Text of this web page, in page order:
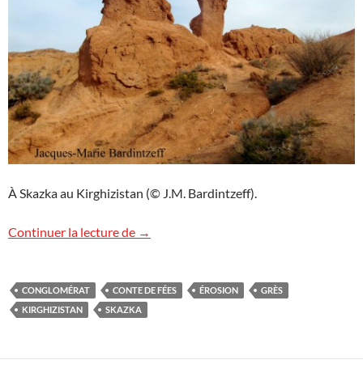
À Skazka au Kirghizistan (© J.M. Bardintzeff).
Continuer la lecture de Conte de fées
→
CONGLOMÉRAT CONTE DE FÉES ÉROSION
GRÈS
KIRGHIZISTAN
SKAZKA